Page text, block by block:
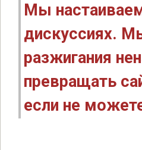
Мы
дискуссиях.
разжигания
превращать
если не